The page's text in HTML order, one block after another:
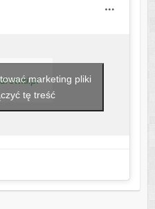
marketing pliki
tę treść